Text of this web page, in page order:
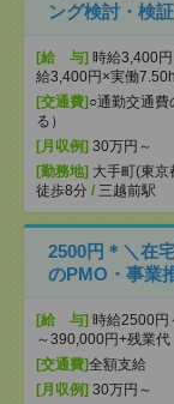
ング検討・検
[給 与] 時給3,400
給3,400円×実働
[交通費] ○通勤交通費
る）
[月収例] 30万円～
[勤務地] 大手町(東
徒歩8分 / 三越前駅
2500円＊＼在
のPMO・事業
[給 与] 時給2500
～390,000円+残業代
[交通費]全額支給
[月収例] 30万円～